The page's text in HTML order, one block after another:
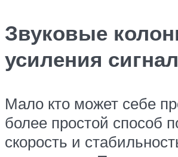
Звуковые
усиления
Мало кто может себе
более простой способ
скорость и